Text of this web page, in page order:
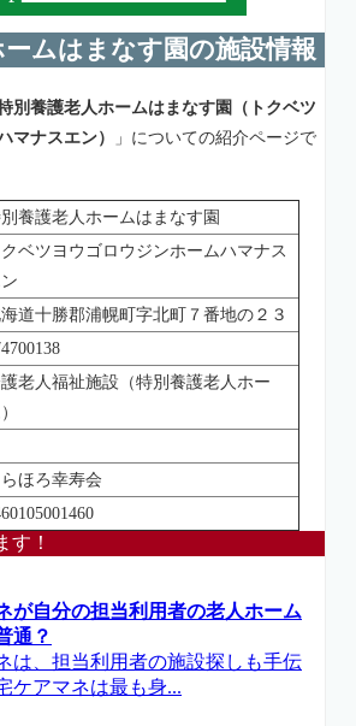
ムはまなす園の施設情報
別養護老人ホームはまなす園（トクベツ
マナスエン）
」についての紹介ページで
養護老人ホームはまなす園
クベツヨウゴロウジンホームハマナス
道十勝郡浦幌町字北町７番地の２３
老人福祉施設（特別養護老人ホー
らほろ幸寿会
す！
が自分の担当利用者の老人ホーム
通？
は、担当利用者の施設探しも手伝
ケアマネは最も身...